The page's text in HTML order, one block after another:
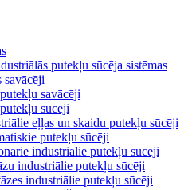
putekļu sūcēja sistēmas
savācēji
savācēji
sūcēji
eļļas un skaidu putekļu sūcēji
putekļu sūcēji
industriālie putekļu sūcēji
industriālie putekļu sūcēji
industriālie putekļu sūcēji